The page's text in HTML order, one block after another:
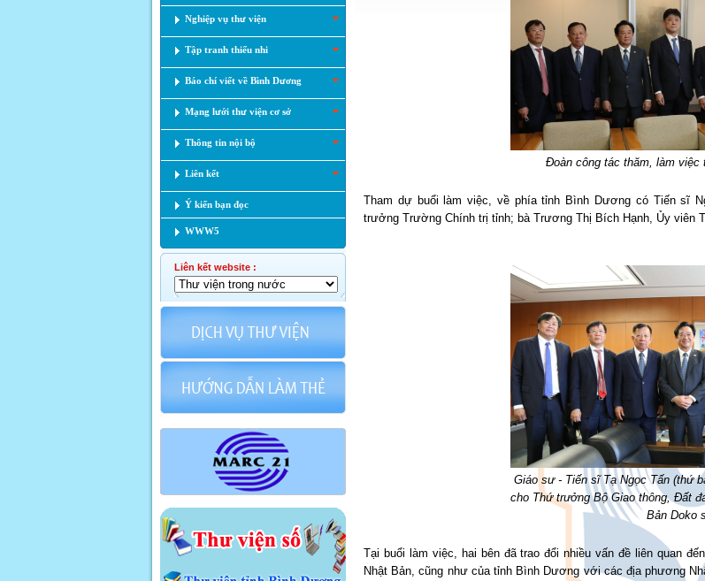
Nghiệp vụ thư viện
Tập tranh thiếu nhi
Báo chí viết về Bình Dương
Mạng lưới thư viện cơ sở
Thông tin nội bộ
Liên kết
Ý kiến bạn đọc
WWW5
Liên kết website :
Đoàn công tác thăm, làm việc
Tham dự buổi làm việc, về phía tỉnh Bình Dương có Tiến sĩ
trưởng Trường Chính trị tỉnh; bà Trương Thị Bích Hạnh, Ủy viên
Giáo sư - Tiến sĩ Tạ Ngọc Tấn (thứ
cho Thứ trưởng Bộ Giao thông, Đất
Bản Doko
Tại buổi làm việc, hai bên đã trao đổi nhiều vấn đề liên quan
Nhật Bản, cũng như của tỉnh Bình Dương với các địa phương